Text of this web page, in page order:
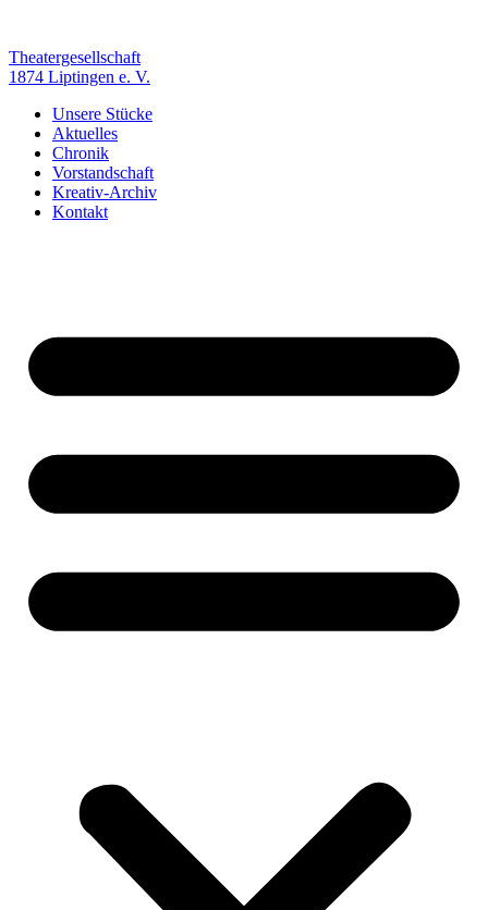
springen
Theatergesellschaft
1874 Liptingen e. V.
Unsere Stücke
Aktuelles
Chronik
Vorstandschaft
Kreativ-Archiv
Kontakt